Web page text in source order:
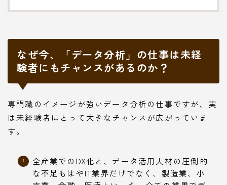
なぜ今、「データ分析」の仕事は未経
験者にもチャンスがあるのか？
専門職のイメージが強いデータ分析の仕事ですが、実
は未経験者にとって大きなチャンスが広がっていま
す。
全産業でのDX化と、データ活用人材の圧倒的
な不足もはやIT業界だけでなく、製造業、小